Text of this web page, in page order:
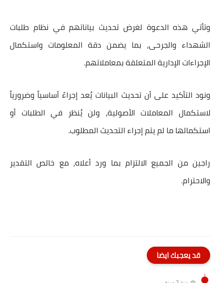
وتأتي هذه الدعوة لغرض تحديث بياناتهم في نظام طلبات
الشهداء والجرحى، بما يضمن دقة المعلومات واستكمال
الإجراءات الإدارية المتعلقة بمعاملاتهم.
ونود التأكيد على أن تحديث البيانات يُعد إجراءً أساسياً وضرورياً
لاستكمال المعاملات الأصولية، ولن يُنظر في الطلبات أو
استكمالها ما لم يتم إجراء التحديث المطلوب.
راجين من الجميع الالتزام بما ورد أعلاه، مع خالص التقدير
والاحترام.
قد يعجبك ايضا